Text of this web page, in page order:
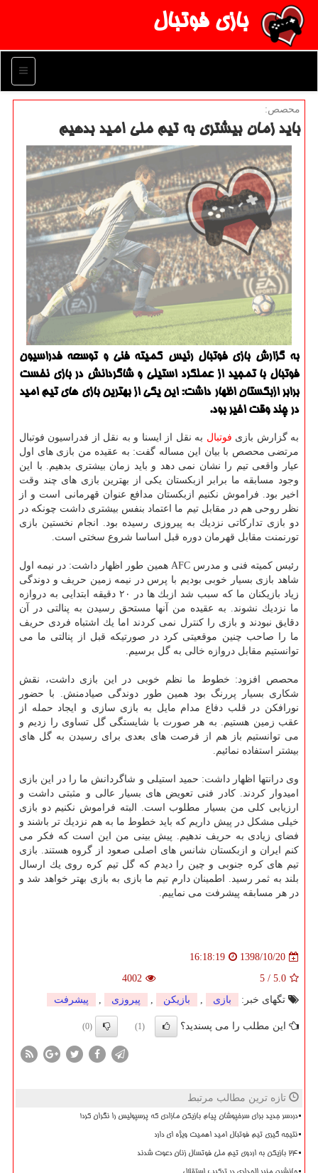
بازی فوتبال
منو
محصص:
باید زمان بیشتری به تیم ملی امید بدهیم
به گزارش بازی فوتبال رئیس كمیته فنی و توسعه فدراسیون
فوتبال با تمجید از عملكرد استیلی و شاگردانش در بازی نخست
برابر ازبكستان اظهار داشت: این یكی از بهترین بازی های تیم امید
در چند وقت اخیر بود.
به گزارش بازی فوتبال به نقل از ایسنا و به نقل از فدراسیون فوتبال
مرتضی محصص با بیان این مساله گفت: به عقیده من بازی های اول
عیار واقعی تیم را نشان نمی دهد و باید زمان بیشتری بدهیم. با این
وجود مسابقه ما برابر ازبكستان یكی از بهترین بازی های چند وقت
اخیر بود. فراموش نكنیم ازبكستان مدافع عنوان قهرمانی است و از
نظر روحی هم در مقابل تیم ما اعتماد بنفس بیشتری داشت چونكه در
دو بازی تداركاتی نزدیك به پیروزی رسیده بود. انجام نخستین بازی
تورنمنت مقابل قهرمان دوره قبل اساسا شروع سختی است.
رئیس كمیته فنی و مدرس AFC همین طور اظهار داشت: در نیمه اول
شاهد بازی بسیار خوبی بودیم با پرس در نیمه زمین حریف و دوندگی
زیاد بازیكنان ما كه سبب شد ازبك ها در ۲۰ دقیقه ابتدایی به دروازه
ما نزدیك نشوند. به عقیده من آنها مستحق رسیدن به پنالتی در آن
دقایق نبودند و بازی را كنترل نمی كردند اما یك اشتباه فردی حریف
ما را صاحب چنین موقعیتی كرد در صورتیكه قبل از پنالتی ما می
توانستیم مقابل دروازه خالی به گل برسیم.
محصص افزود: خطوط ما نظم خوبی در این بازی داشت، نقش
شكاری بسیار پررنگ بود همین طور دوندگی صیادمنش. با حضور
نورافكن در قلب دفاع مدام مایل به بازی سازی و ایجاد حمله از
عقب زمین هستیم. به هر صورت با شایستگی گل تساوی را زدیم و
می توانستیم باز هم از فرصت های بعدی برای رسیدن به گل های
بیشتر استفاده نمائیم.
وی درانتها اظهار داشت: حمید استیلی و شاگردانش ما را در این بازی
امیدوار كردند. كادر فنی تعویض های بسیار عالی و مثبتی داشت و
ارزیابی كلی من بسیار مطلوب است. البته فراموش نكنیم دو بازی
خیلی مشكل در پیش داریم كه باید خطوط ما به هم نزدیك تر باشند و
فضای زیادی به حریف ندهیم. پیش بینی من این است كه فكر می
كنم ایران و ازبكستان شانس های اصلی صعود از گروه هستند. بازی
تیم های كره جنوبی و چین را دیدم كه گل تیم كره روی یك ارسال
بلند به ثمر رسید. اطمینان دارم تیم ما بازی به بازی بهتر خواهد شد و
در هر مسابقه پیشرفت می نماییم.
1398/10/20
16:18:19
5.0
/
5
4002
تگهای خبر:
بازی , بازیكن , پیروزی , پیشرفت
این مطلب را می پسندید؟ (1)
(0)
تازه ترین مطالب مرتبط
دردسر جدید برای سرخپوشان پیام بازیکن مازادی که پرسپولیس را نگران کرد!
نتیجه گیری تیم فوتبال امید اهمیت ویژه ای دارد
۲۴ بازیکن به اردوی تیم ملی فوتسال زنان دعوت شدند